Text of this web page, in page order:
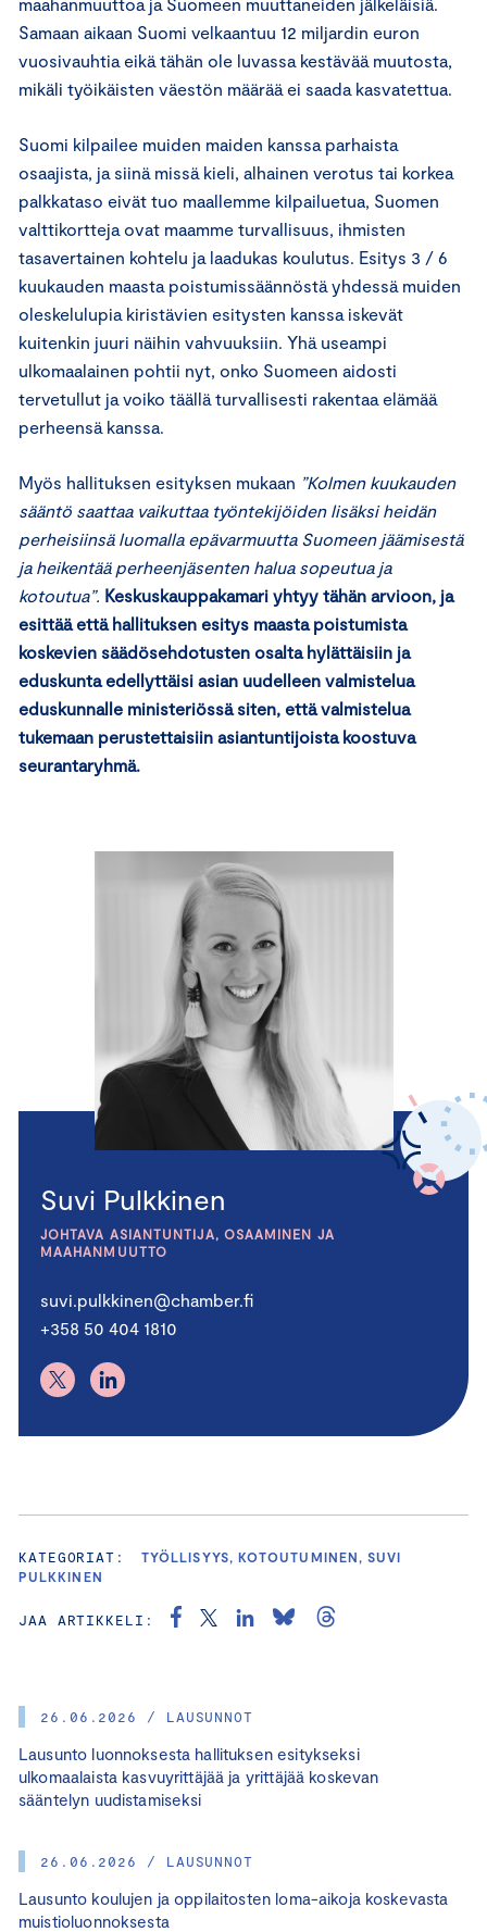
26.06.2026 / LAUSUNNOT
Lausunto luonnoksesta hallituksen esitykseksi
ulkomaalaista kasvuyrittäjää ja yrittäjää koskevan
sääntelyn uudistamiseksi
26.06.2026 / LAUSUNNOT
Lausunto koulujen ja oppilaitosten loma-aikoja koskevasta
muistioluonnoksesta
Samaan aikaan Suomi velkaantuu 12 miljardin euron
vuosivauhtia eikä tähän ole luvassa kestävää muutosta,
mikäli työikäisten väestön määrää ei saada kasvatettua.
Suomi kilpailee muiden maiden kanssa parhaista
osaajista, ja siinä missä kieli, alhainen verotus tai korkea
palkkataso eivät tuo maallemme kilpailuetua, Suomen
valttikortteja ovat maamme turvallisuus, ihmisten
tasavertainen kohtelu ja laadukas koulutus. Esitys 3 / 6
kuukauden maasta poistumissäännöstä yhdessä muiden
oleskelulupia kiristävien esitysten kanssa iskevät
kuitenkin juuri näihin vahvuuksiin. Yhä useampi
ulkomaalainen pohtii nyt, onko Suomeen aidosti
tervetullut ja voiko täällä turvallisesti rakentaa elämää
perheensä kanssa.
Myös hallituksen esityksen mukaan ”Kolmen kuukauden
sääntö saattaa vaikuttaa työntekijöiden lisäksi heidän
perheisiinsä luomalla epävarmuutta Suomeen jäämisestä
ja heikentää perheenjäsenten halua sopeutua ja
kotoutua”. Keskuskauppakamari yhtyy tähän arvioon, ja
esittää että hallituksen esitys maasta poistumista
koskevien säädösehdotusten osalta hylättäisiin ja
eduskunta edellyttäisi asian uudelleen valmistelua
eduskunnalle ministeriössä siten, että valmistelua
tukemaan perustettaisiin asiantuntijoista koostuva
seurantaryhmä.
Suvi Pulkkinen
JOHTAVA ASIANTUNTIJA, OSAAMINEN JA
MAAHANMUUTTO
suvi.pulkkinen@chamber.fi
+358 50 404 1810
KATEGORIAT:
TYÖLLISYYS, KOTOUTUMINEN, SUVI
PULKKINEN
JAA ARTIKKELI: